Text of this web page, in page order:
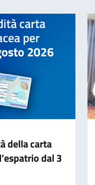
della carta
dal 3